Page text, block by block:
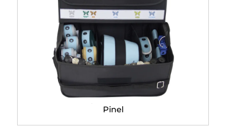
Kit complet de contention
Pinel